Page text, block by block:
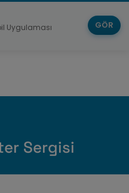
Sergisi
Uygulaması
GÖR